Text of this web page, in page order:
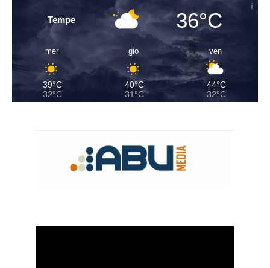
Tempe 36°C
mer
39°C
32°C
gio
40°C
31°C
ven
44°C
32°C